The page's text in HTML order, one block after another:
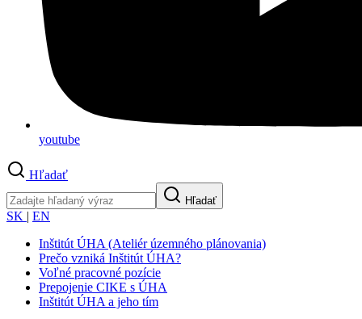
youtube
Hľadať
Hľadať
SK | EN
Inštitút ÚHA (Ateliér územného plánovania)
Prečo vzniká Inštitút ÚHA?
Voľné pracovné pozície
Prepojenie CIKE s ÚHA
Inštitút ÚHA a jeho tím